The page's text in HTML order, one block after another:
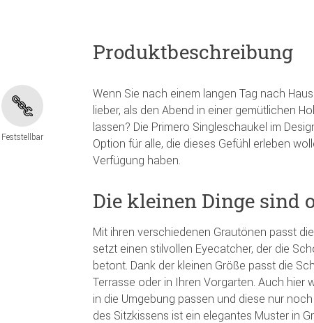
Feststellbar
Produktbeschreibung
Wenn Sie nach einem langen Tag nach
lieber, als den Abend in einer gemütlichen
lassen? Die Primero Singleschaukel im
Option für alle, die dieses Gefühl erleben
Verfügung haben.
Die kleinen Dinge sind
Mit ihren verschiedenen Grautönen passt
setzt einen stilvollen Eyecatcher, der die
betont. Dank der kleinen Größe passt die
Terrasse oder in Ihren Vorgarten. Auch hier
in die Umgebung passen und diese nur
des Sitzkissens ist ein elegantes Muster in